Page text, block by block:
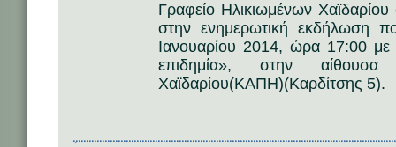
Γραφείο Ηλικιωμένων
στην ενημερωτική εκδήλωση
Ιανουαρίου 2014, ώρα 17:00
επιδημία», στην
Χαϊδαρίου(ΚΑΠΗ)(Καρδίτσης 5).